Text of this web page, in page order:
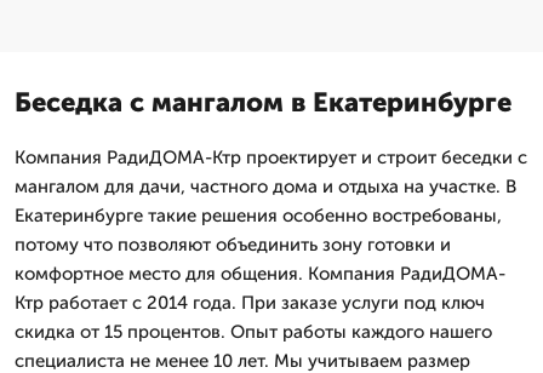
Беседка с мангалом в Екатеринбурге
Компания РадиДОМА-Ктр проектирует и строит беседки с
мангалом для дачи, частного дома и отдыха на участке. В
Екатеринбурге такие решения особенно востребованы,
потому что позволяют объединить зону готовки и
комфортное место для общения. Компания РадиДОМА-
Ктр работает с 2014 года. При заказе услуги под ключ
скидка от 15 процентов. Опыт работы каждого нашего
специалиста не менее 10 лет. Мы учитываем размер